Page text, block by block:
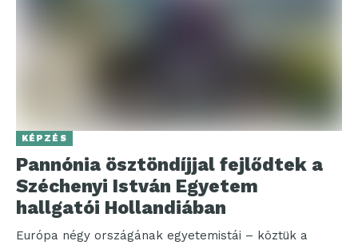
KÉPZÉS
Pannónia ösztöndíjjal fejlődtek a
Széchenyi István Egyetem
hallgatói Hollandiában
Európa négy országának egyetemistái – köztük a